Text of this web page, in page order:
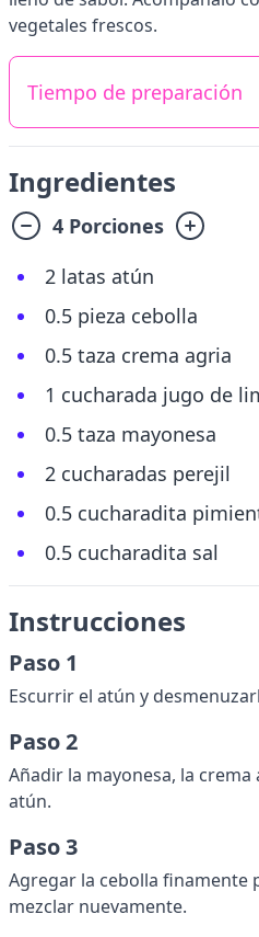
vegetales frescos.
Tiempo de preparación
Ingredientes
4 Porciones
2 latas atún
0.5 pieza cebolla
0.5 taza crema agria
1 cucharada jugo de
0.5 taza mayonesa
2 cucharadas perejil
0.5 cucharadita
0.5 cucharadita sal
Instrucciones
Paso 1
Escurrir el atún y
Paso 2
Añadir la mayonesa, la
atún.
Paso 3
Agregar la cebolla finamente
mezclar nuevamente.